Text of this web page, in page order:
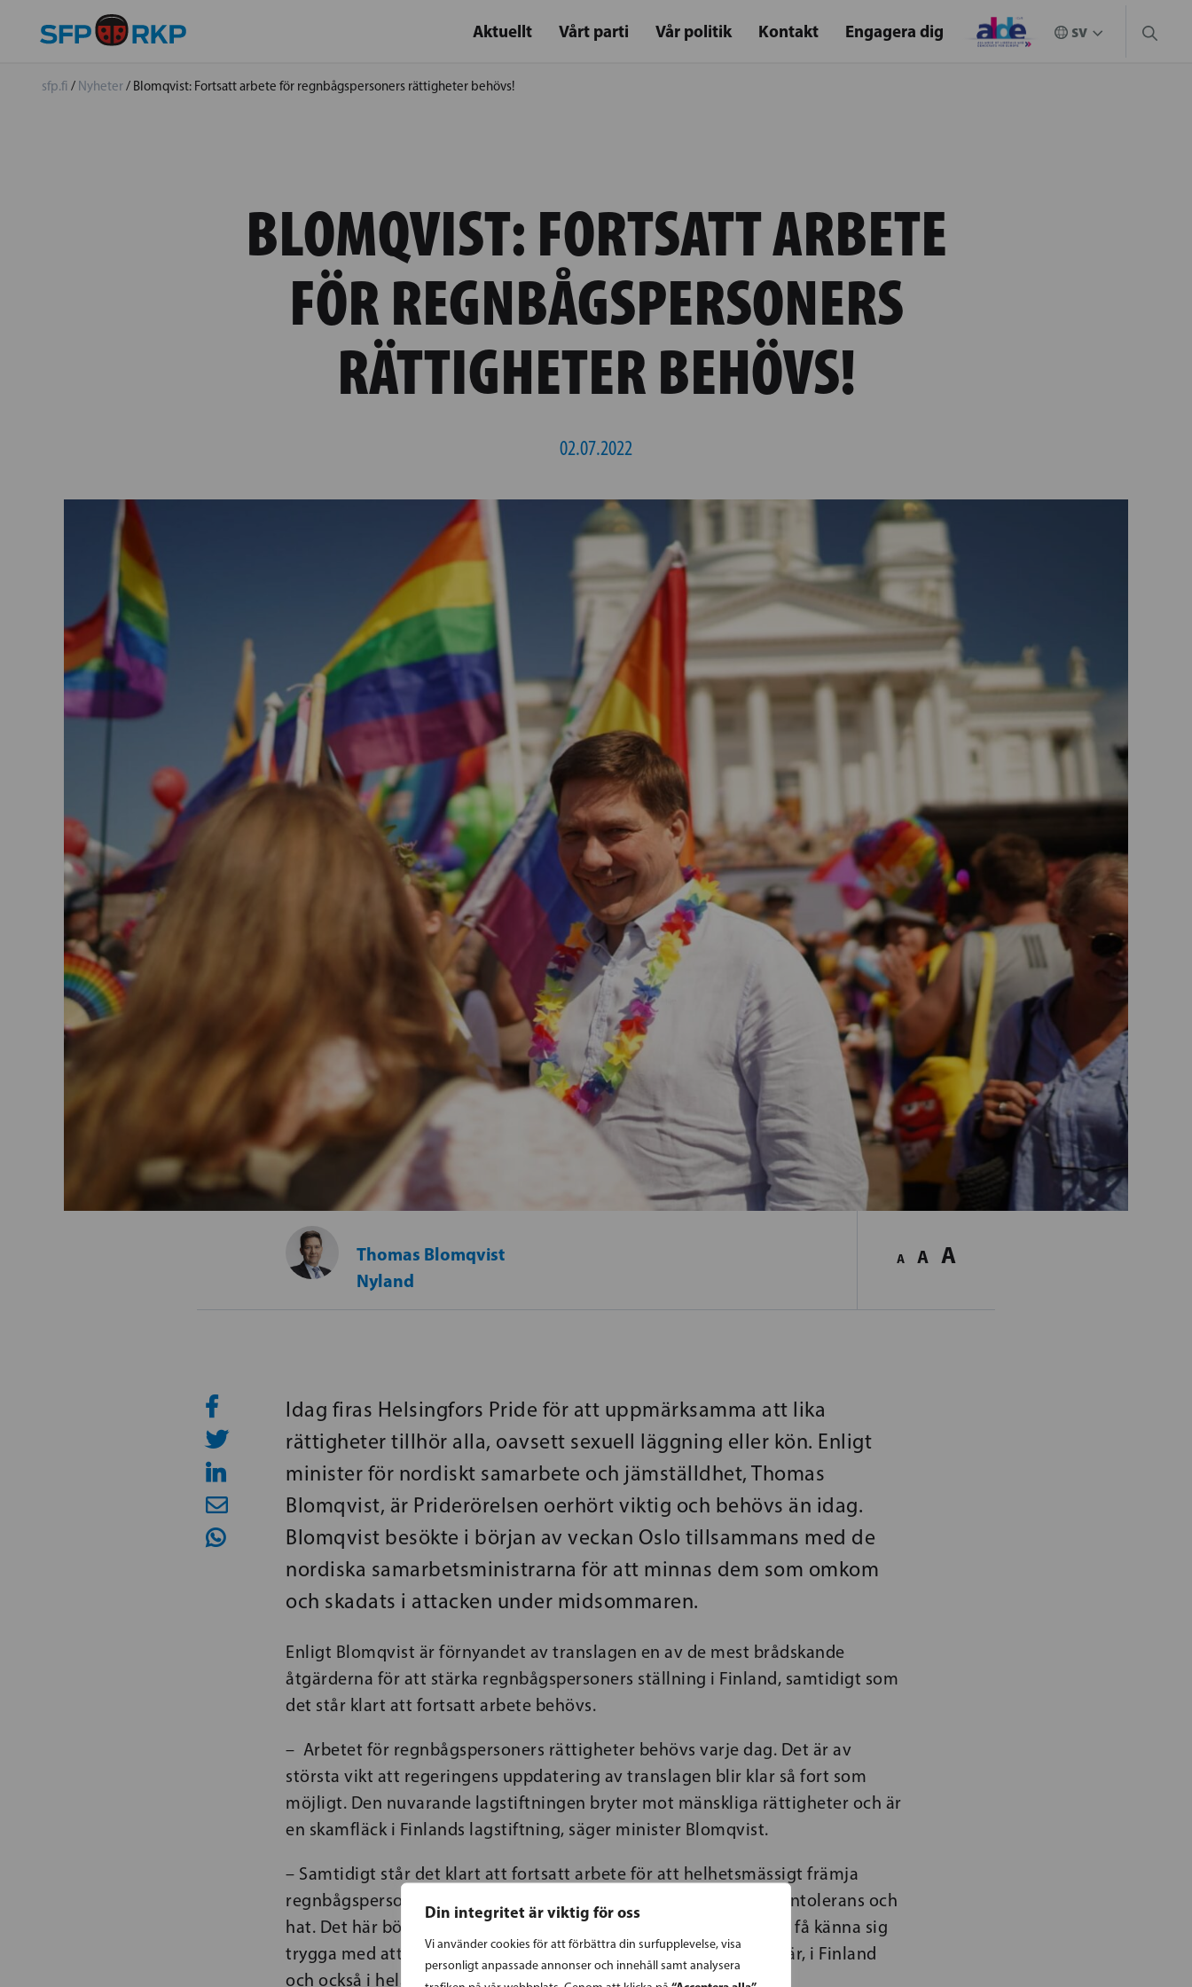
Din integritet är viktig för oss
Vi använder cookies för att förbättra din surfupplevelse, visa
personligt anpassade annonser och innehåll samt analysera
Aktuellt Vårt parti Vår politik Kontakt Engagera dig
sfp.fi / Nyheter/ Blomqvist: Fortsatt arbete för regnbågspersoners rättigheter behövs!
BLOMQVIST: FORTSATT ARBETE
FÖR REGNBÅGSPERSONERS
RÄTTIGHETER BEHÖVS!
02.07.2022
Thomas Blomqvist
Nyland
A A A
Idag firas Helsingfors Pride för att uppmärksamma att lika
rättigheter tillhör alla, oavsett sexuell läggning eller kön. Enligt
minister för nordiskt samarbete och jämställdhet, Thomas
Blomqvist, är Priderörelsen oerhört viktig och behövs än idag.
Blomqvist besökte i början av veckan Oslo tillsammans med de
nordiska samarbetsministrarna för att minnas dem som omkom
och skadats i attacken under midsommaren.
Enligt Blomqvist är förnyandet av translagen en av de mest brådskande
åtgärderna för att stärka regnbågspersoners ställning i Finland, samtidigt som
det står klart att fortsatt arbete behövs.
– Arbetet för regnbågspersoners rättigheter behövs varje dag. Det är av
största vikt att regeringens uppdatering av translagen blir klar så fort som
möjligt. Den nuvarande lagstiftningen bryter mot mänskliga rättigheter och är
en skamfläck i Finlands lagstiftning, säger minister Blomqvist.
– Samtidigt står det klart att fortsatt arbete för att helhetsmässigt främja
regnbågspersoners rättigheter behövs, och samtidigt bekämpa intolerans och
hat. Det här bör vara en politisk prioritet också i Finland. Alla bör få känna sig
trygga med att vara sig själv och få leva och älska som den man är, i Finland
och också i hela Norden, säger minister Blomqvist.